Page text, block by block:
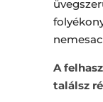
A
találsz